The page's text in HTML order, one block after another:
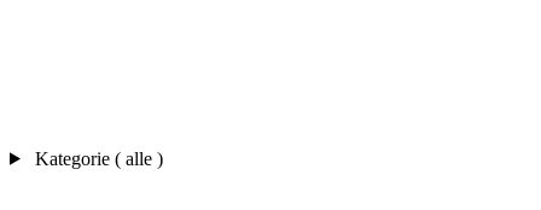
Kategorie ( alle )